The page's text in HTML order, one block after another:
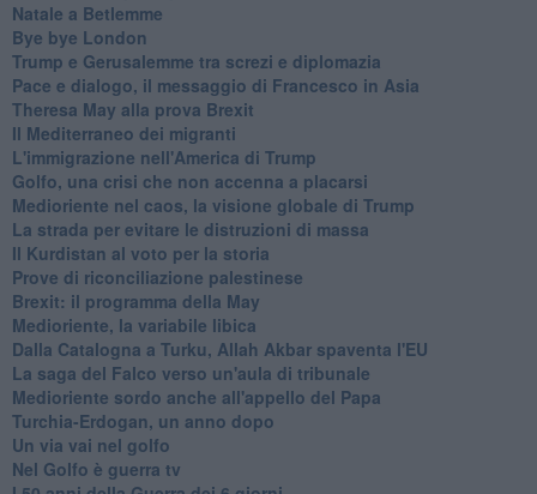
Natale a Betlemme
Bye bye London
Trump e Gerusalemme tra screzi e diplomazia
Pace e dialogo, il messaggio di Francesco in Asia
Theresa May alla prova Brexit
Il Mediterraneo dei migranti
L'immigrazione nell'America di Trump
Golfo, una crisi che non accenna a placarsi
Medioriente nel caos, la visione globale di Trump
La strada per evitare le distruzioni di massa
Il Kurdistan al voto per la storia
Prove di riconciliazione palestinese
Brexit: il programma della May
Medioriente, la variabile libica
Dalla Catalogna a Turku, Allah Akbar spaventa l'EU
La saga del Falco verso un'aula di tribunale
Medioriente sordo anche all'appello del Papa
Turchia-Erdogan, un anno dopo
Un via vai nel golfo
Nel Golfo è guerra tv